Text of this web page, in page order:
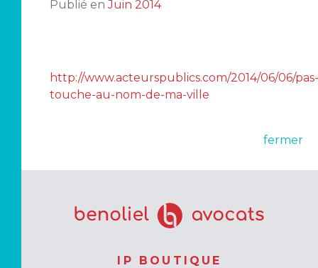
Publié enJuin 2014
http://www.acteurspublics.com/2014/06/06/pas-
touche-au-nom-de-ma-ville
fermer
IP BOUTIQUE